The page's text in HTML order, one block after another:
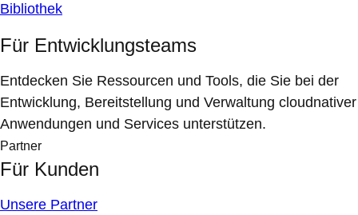
Bibliothek
Für Entwicklungsteams
Entdecken Sie Ressourcen und Tools, die Sie bei der
Entwicklung, Bereitstellung und Verwaltung cloudnativer
Anwendungen und Services unterstützen.
Partner
Für Kunden
Unsere Partner